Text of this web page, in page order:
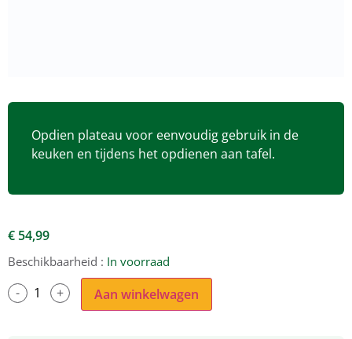
Opdien plateau voor eenvoudig gebruik in de
keuken en tijdens het opdienen aan tafel.
€54,99
Beschikbaarheid : In voorraad
Aan winkelwagen